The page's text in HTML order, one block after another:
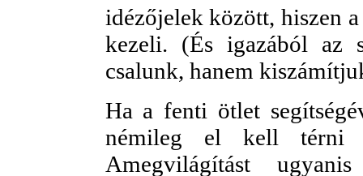
idézőjelek között, hiszen
kezeli. (És igazából az
csalunk, hanem
Ha a fenti ötlet
némileg el kell térni a
Amegvilágítást